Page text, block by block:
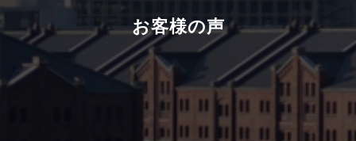
お客様の声